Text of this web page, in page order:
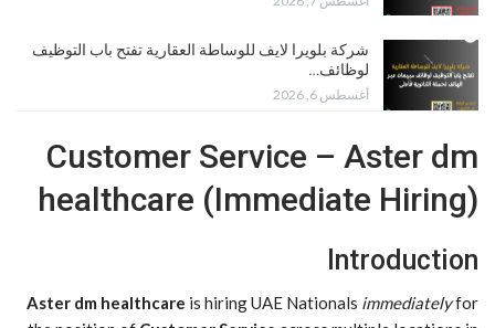
شركة بلويرا لايف للوساطة العقارية تفتح باب التوظيف
لوظائف…
أغسطس 6, 2026
Customer Service – Aster dm
healthcare (Immediate Hiring)
Introduction
Aster dm healthcare is hiring UAE Nationals immediatelyfor